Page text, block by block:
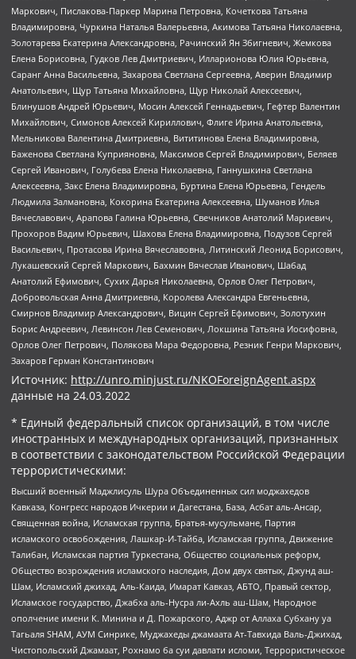
Маркович, Пислакова-Паркер Марина Петровна, Кочеткова Татьяна
Владимировна, Чуркина Наталья Валерьевна, Акимова Татьяна Николаевна,
Золотарева Екатерина Александровна, Рачинский Ян Збигневич, Жемкова
Елена Борисовна, Гудков Лев Дмитриевич, Илларионова Юлия Юрьевна,
Саранг Анна Васильевна, Захарова Светлана Сергеевна, Аверин Владимир
Анатольевич, Щур Татьяна Михайловна, Щур Николай Алексеевич,
Блинушов Андрей Юрьевич, Мосин Алексей Геннадьевич, Гефтер Валентин
Михайлович, Симонов Алексей Кириллович, Флиге Ирина Анатольевна,
Мельникова Валентина Дмитриевна, Вититинова Елена Владимировна,
Баженова Светлана Куприяновна, Максимов Сергей Владимирович, Беляев
Сергей Иванович, Голубева Елена Николаевна, Ганнушкина Светлана
Алексеевна, Закс Елена Владимировна, Буртина Елена Юрьевна, Гендель
Людмила Залмановна, Кокорина Екатерина Алексеевна, Шуманов Илья
Вячеславович, Арапова Галина Юрьевна, Свечников Анатолий Мариевич,
Прохоров Вадим Юрьевич, Шахова Елена Владимировна, Подузов Сергей
Васильевич, Протасова Ирина Вячеславовна, Литинский Леонид Борисович,
Лукашевский Сергей Маркович, Бахмин Вячеслав Иванович, Шабад
Анатолий Ефимович, Сухих Дарья Николаевна, Орлов Олег Петрович,
Добровольская Анна Дмитриевна, Королева Александра Евгеньевна,
Смирнов Владимир Александрович, Вицин Сергей Ефимович, Золотухин
Борис Андреевич, Левинсон Лев Семенович, Локшина Татьяна Иосифовна,
Орлов Олег Петрович, Полякова Мара Федоровна, Резник Генри Маркович,
Захаров Герман Константинович
Источник: http://unro.minjust.ru/NKOForeignAgent.aspx
данные на 24.03.2022
* Единый федеральный список организаций, в том числе
иностранных и международных организаций, признанных
в соответствии с законодательством Российской Федерации
террористическими:
Высший военный Маджлисуль Шура Объединенных сил моджахедов
Кавказа, Конгресс народов Ичкерии и Дагестана, База, Асбат аль-Ансар,
Священная война, Исламская группа, Братья-мусульмане, Партия
исламского освобождения, Лашкар-И-Тайба, Исламская группа, Движение
Талибан, Исламская партия Туркестана, Общество социальных реформ,
Общество возрождения исламского наследия, Дом двух святых, Джунд аш-
Шам, Исламский джихад, Аль-Каида, Имарат Кавказ, АБТО, Правый сектор,
Исламское государство, Джабха аль-Нусра ли-Ахль аш-Шам, Народное
ополчение имени К. Минина и Д. Пожарского, Аджр от Аллаха Субхану уа
Тагьаля SHAM, АУМ Синрике, Муджахеды джамаата Ат-Тавхида Валь-Джихад,
Чистопольский Джамаат, Рохнамо ба суи давлати исломи, Террористическое